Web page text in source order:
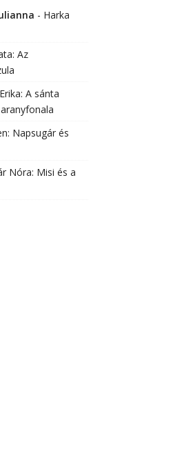
- Harka
Az
A sánta
Napsugár és
Nóra: Misi és a